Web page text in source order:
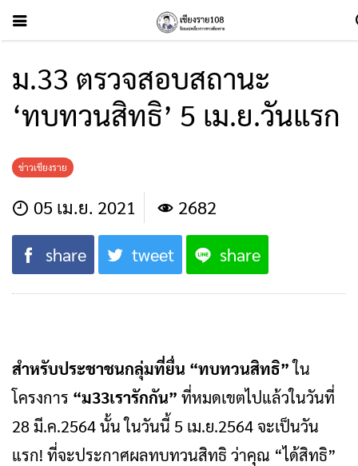
ม.33 ตรวจสอบสถานะ
‘ทบทวนสิทธิ’ 5 เม.ย.วันแรก
ข่าวเชียงราย
05 เม.ย. 2021 2682
share tweet share
สำหรับประชาชนกลุ่มที่ยื่น “ทบทวนสิทธิ”ใน
โครงการ “ม33เรารักกัน” ที่หมดเขตไปแล้วในวันที่
28 มี.ค.2564 นั้น ในวันนี้ 5 เม.ย.2564 จะเป็นวัน
แรก! ที่จะประกาศผลทบทวนสิทธิ ว่าคุณ “ได้สิทธิ”